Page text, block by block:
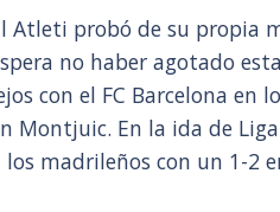
Atleti probó de su propia
no haber agotado
con el FC Barcelona en
Montjuic. En la ida de
los madrileños con un 1-2